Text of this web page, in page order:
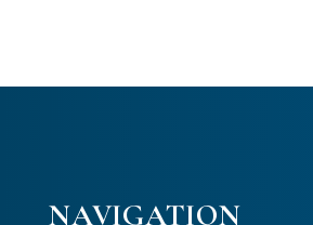
NAVIGATION